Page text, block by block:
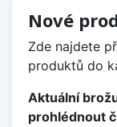
Nové
Zde najdete
produktů do
Aktuální
prohlédnout